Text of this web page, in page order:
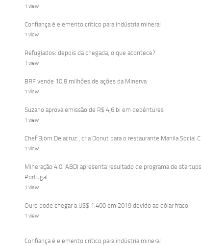
1 view
Confiança é elemento crítico para indústria mineral
1 view
Refugiados: depois da chegada, o que acontece?
1 view
BRF vende 10,8 milhões de ações da Minerva
1 view
Suzano aprova emissão de R$ 4,6 bi em debêntures
1 view
Chef Björn Delacruz , cria Donut para o restaurante Manila Social
1 view
Mineração 4.0: ABDI apresenta resultado de programa de
Portugal
1 view
Ouro pode chegar a US$ 1.400 em 2019 devido ao dólar fraco
1 view
Confiança é elemento crítico para indústria mineral